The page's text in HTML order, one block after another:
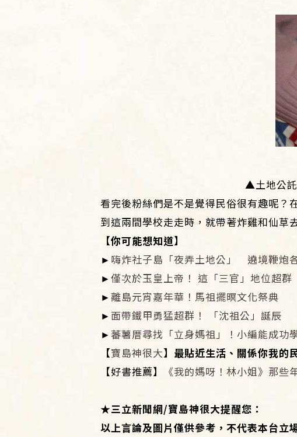
▲土地公託
看完後粉絲們是不是覺得民俗很有趣呢？
到這兩間學校走走時，就帶著炸雞和仙草
【你可能想知道】
► 嗨炸社子島「夜弄土地公」 遶境鞭炮各
► 僅次於玉皇上帝！ 這「三官」地位超
► 離島元宵嘉年華！馬祖擺暝文化祭典
► 面帶鐵甲勇猛超群！ 「沈祖公」誕辰
► 蕃薯厝尋找「立身媽祖」！小編能成功
【寶島神很大】最貼近生活、關係你我的
【好書推薦】
《我的媽呀！林小姐》那
★三立新聞網/寶島神很大提醒您：
以上言論及圖片僅供參考，不代表本台立